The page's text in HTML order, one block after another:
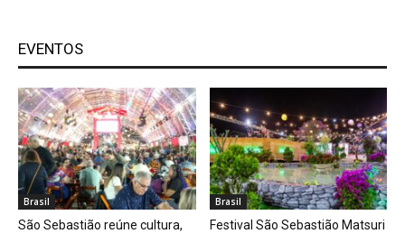
EVENTOS
Brasil
São Sebastião reúne cultura,
Brasil
Festival São Sebastião Matsuri